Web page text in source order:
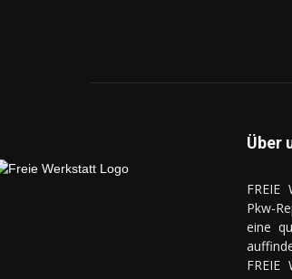
Über
FREIE
Pkw-
eine
FREIE